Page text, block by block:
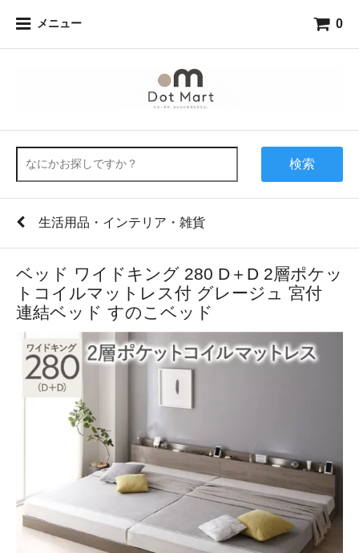
メニュー 0
検索
生活用品・インテリア・雑貨
ベッド ワイドキング 280 D＋D 2層ポケッ
トコイルマットレス付 グレージュ 宮付
連結ベッド すのこベッド